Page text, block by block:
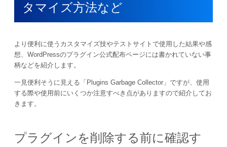
タマイズ方法など
より便利に使うカスタマイズ技やテストサイトで使用した結果や感
想、WordPressのプラグイン公式配布ページには書かれていない事
柄などを紹介します。
一見便利そうに見える「Plugins Garbage Collector」ですが、使用
する際や使用前にいくつか注意すべき点がありますので紹介してお
きます。
プラグインを削除する前に確認す